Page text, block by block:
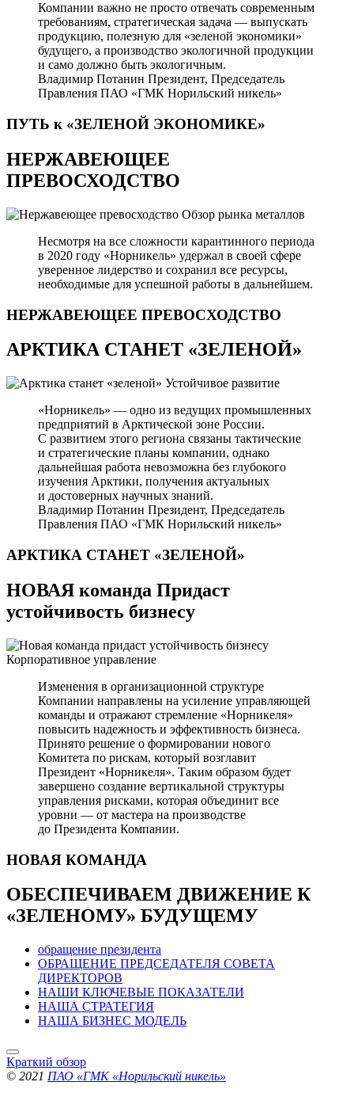
Компании важно не просто отвечать современным
требованиям, стратегическая задача — выпускать
продукцию, полезную для «зеленой экономики»
будущего, а производство экологичной продукции
и само должно быть экологичным.
Владимир Потанин Президент, Председатель
Правления ПАО «ГМК Норильский никель»
ПУТЬ к «ЗЕЛЕНОЙ ЭКОНОМИКЕ»
НЕРЖАВЕЮЩЕЕ
ПРЕВОСХОДСТВО
Обзор рынка металлов
Несмотря на все сложности карантинного периода
в 2020 году «Норникель» удержал в своей сфере
уверенное лидерство и сохранил все ресурсы,
необходимые для успешной работы в дальнейшем.
НЕРЖАВЕЮЩЕЕ ПРЕВОСХОДСТВО
АРКТИКА СТАНЕТ «ЗЕЛЕНОЙ»
Устойчивое развитие
«Норникель» — одно из ведущих промышленных
предприятий в Арктической зоне России.
С развитием этого региона связаны тактические
и стратегические планы компании, однако
дальнейшая работа невозможна без глубокого
изучения Арктики, получения актуальных
и достоверных научных знаний.
Владимир Потанин Президент, Председатель
Правления ПАО «ГМК Норильский никель»
АРКТИКА СТАНЕТ «ЗЕЛЕНОЙ»
НОВАЯ команда Придаст
устойчивость бизнесу
Корпоративное управление
Изменения в организационной структуре
Компании направлены на усиление управляющей
команды и отражают стремление «Норникеля»
повысить надежность и эффективность бизнеса.
Принято решение о формировании нового
Комитета по рискам, который возглавит
Президент «Норникеля». Таким образом будет
завершено создание вертикальной структуры
управления рисками, которая объединит все
уровни — от мастера на производстве
до Президента Компании.
НОВАЯ КОМАНДА
ОБЕСПЕЧИВАЕМ ДВИЖЕНИЕ К
«ЗЕЛЕНОМУ» БУДУЩЕМУ
обращение президента
ОБРАЩЕНИЕ ПРЕДСЕДАТЕЛЯ СОВЕТА
ДИРЕКТОРОВ
НАШИ КЛЮЧЕВЫЕ ПОКАЗАТЕЛИ
НАША СТРАТЕГИЯ
НАША БИЗНЕС МОДЕЛЬ
Краткий обзор
© 2021 ПАО «ГМК «Норильский никель»